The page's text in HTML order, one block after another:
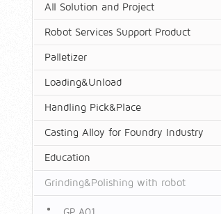
All Solution and Project
Robot Services Support Product
Palletizer
Loading&Unload
Handling Pick&Place
Casting Alloy for Foundry Industry
Education
Grinding&Polishing with robot
GP A01